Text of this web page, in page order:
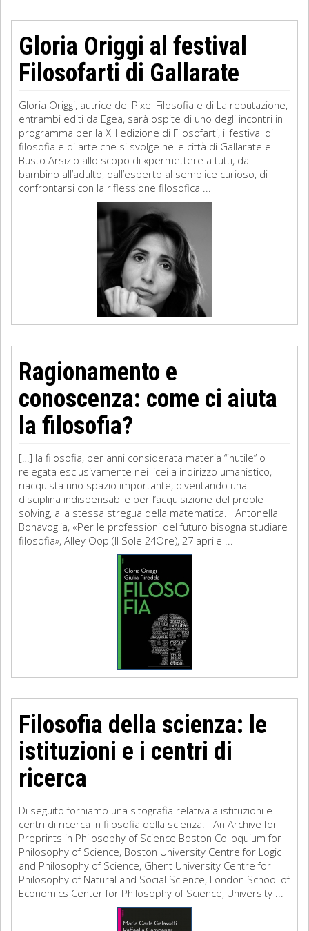
Gloria Origgi al festival
Filosofarti di Gallarate
Gloria Origgi, autrice del Pixel Filosofia e di La reputazione,
entrambi editi da Egea, sarà ospite di uno degli incontri in
programma per la XIII edizione di Filosofarti, il festival di
filosofia e di arte che si svolge nelle città di Gallarate e
Busto Arsizio allo scopo di «permettere a tutti, dal
bambino all’adulto, dall’esperto al semplice curioso, di
confrontarsi con la riflessione filosofica ...
Ragionamento e
conoscenza: come ci aiuta
la filosofia?
[…] la filosofia, per anni considerata materia “inutile” o
relegata esclusivamente nei licei a indirizzo umanistico,
riacquista uno spazio importante, diventando una
disciplina indispensabile per l’acquisizione del proble
solving, alla stessa stregua della matematica. Antonella
Bonavoglia, «Per le professioni del futuro bisogna studiare
filosofia», Alley Oop (Il Sole 24Ore), 27 aprile ...
Filosofia della scienza: le
istituzioni e i centri di
ricerca
Di seguito forniamo una sitografia relativa a istituzioni e
centri di ricerca in filosofia della scienza. An Archive for
Preprints in Philosophy of Science Boston Colloquium for
Philosophy of Science, Boston University Centre for Logic
and Philosophy of Science, Ghent University Centre for
Philosophy of Natural and Social Science, London School of
Economics Center for Philosophy of Science, University ...